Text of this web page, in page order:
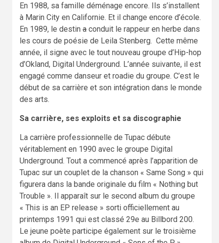
En 1988, sa famille déménage encore. Ils s’installent
à Marin City en Californie. Et il change encore d’école.
En 1989, le destin a conduit le rappeur en herbe dans
les cours de poésie de Leila Stenberg. Cette même
année, il signe avec le tout nouveau groupe d’Hip-hop
d’Okland, Digital Underground. L’année suivante, il est
engagé comme danseur et roadie du groupe. C’est le
début de sa carrière et son intégration dans le monde
des arts.
Sa carrière, ses exploits et sa discographie
La carrière professionnelle de Tupac débute
véritablement en 1990 avec le groupe Digital
Underground. Tout a commencé après l’apparition de
Tupac sur un couplet de la chanson « Same Song » qui
figurera dans la bande originale du film « Nothing but
Trouble ». Il apparaît sur le second album du groupe
« This is an EP release » sorti officiellement au
printemps 1991 qui est classé 29e au Billbord 200.
Le jeune poète participe également sur le troisième